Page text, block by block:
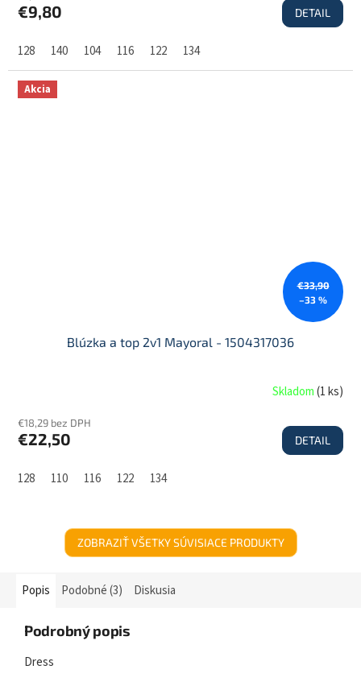
€9,80 DETAIL
128 140 104 116 122 134
Akcia
€33,90
–33 %
Blúzka a top 2v1 Mayoral - 1504317036
Skladom(1 ks)
€18,29 bez DPH
€22,50 DETAIL
128 110 116 122 134
ZOBRAZIŤ VŠETKY SÚVISIACE PRODUKTY
Popis Podobné (3) Diskusia
Podrobný popis
Dress